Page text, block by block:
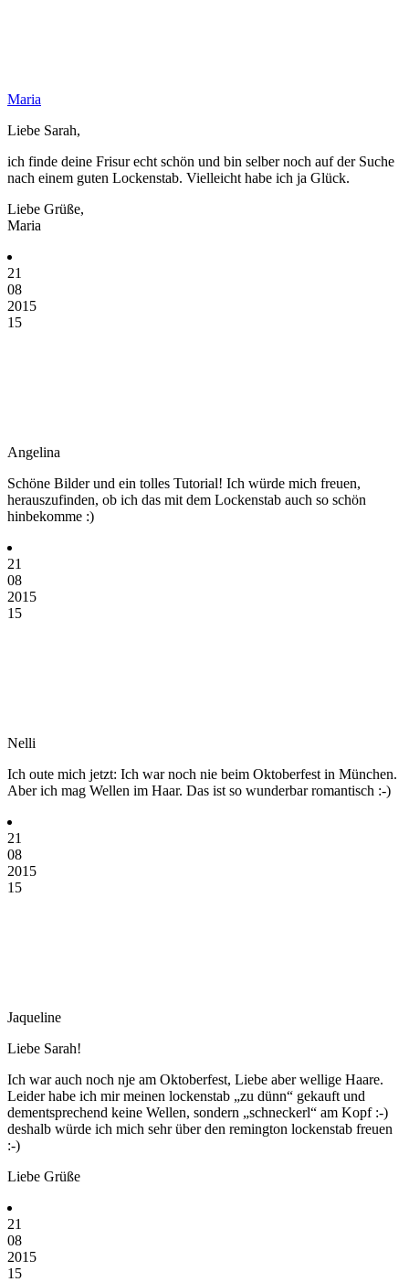
Maria
Liebe Sarah,
ich finde deine Frisur echt schön und bin selber noch auf der Suche
nach einem guten Lockenstab. Vielleicht habe ich ja Glück.
Liebe Grüße,
Maria
21
08
2015
15
Angelina
Schöne Bilder und ein tolles Tutorial! Ich würde mich freuen,
herauszufinden, ob ich das mit dem Lockenstab auch so schön
hinbekomme :)
21
08
2015
15
Nelli
Ich oute mich jetzt: Ich war noch nie beim Oktoberfest in München.
Aber ich mag Wellen im Haar. Das ist so wunderbar romantisch :-)
21
08
2015
15
Jaqueline
Liebe Sarah!
Ich war auch noch nje am Oktoberfest, Liebe aber wellige Haare.
Leider habe ich mir meinen lockenstab „zu dünn“ gekauft und
dementsprechend keine Wellen, sondern „schneckerl“ am Kopf :-)
deshalb würde ich mich sehr über den remington lockenstab freuen
:-)
Liebe Grüße
21
08
2015
15